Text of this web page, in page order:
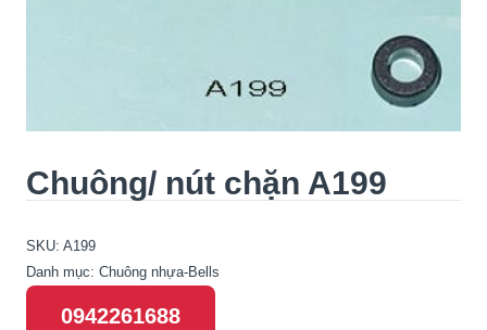
Chuông/ nút chặn A199
SKU: A199
Danh mục: Chuông nhựa-Bells
0942261688